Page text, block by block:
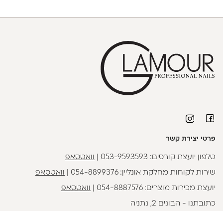
פרטי יצירת קשר
טלפון יועצת קורסים: 053-9593593 וואטסאפ
שירות לקוחות מחלקת אונליין:054-8899376 וואטסאפ
יועצת מכירות מוצרים:054-8887576 וואטסאפ
כתובתנו - הבונים 2, נתניה